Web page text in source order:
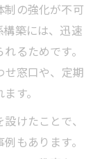
制の強化が不可
築には、迅速
るためです。
せ窓口や、定期
す。
けたことで、
もあります。